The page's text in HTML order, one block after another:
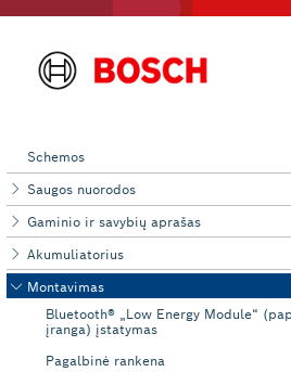
Schemos
Saugos nuorodos
Gaminio ir savybių aprašas
Akumuliatorius
Montavimas
Bluetooth® „Low Energy Module“
įranga) įstatymas
Pagalbinė rankena